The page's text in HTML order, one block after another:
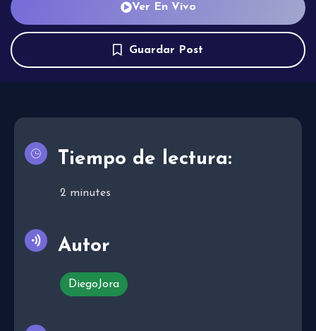
Ver En Vivo
Guardar Post
Tiempo de lectura:
2 minutes
Autor
DiegoJora